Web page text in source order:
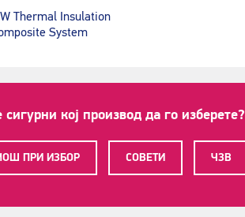
Thermal Insulation
System
сигурни кој производ да го изберете?
ПРИ ИЗБОР СОВЕТИ ЧЗВ